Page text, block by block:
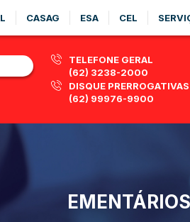
CASAG ESA CEL
TELEFONE GERAL
(62) 3238-2000
DISQUE PRERROGATIVAS
(62) 99976-9900
EMENTÁRIOS